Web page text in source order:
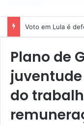
Nota de
Plano de
do